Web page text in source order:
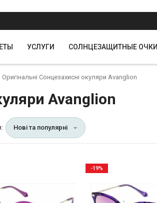
УСЛУГИ СОЛНЦЕЗАЩИТНЫЕ ОЧКИ
Оригінальні Сонцезахисні окуляри Avanglion
Avanglion
Нові та популярні
-19%